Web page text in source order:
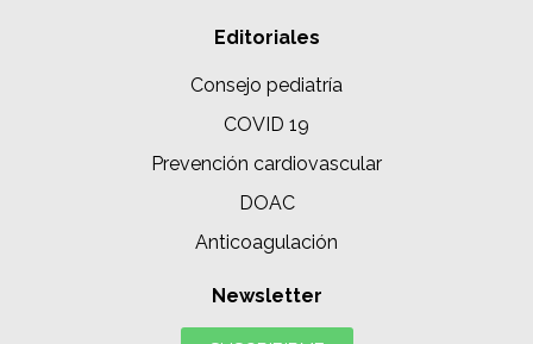
Editoriales
Consejo pediatría
COVID 19
Prevención cardiovascular
DOAC
Anticoagulación
Newsletter